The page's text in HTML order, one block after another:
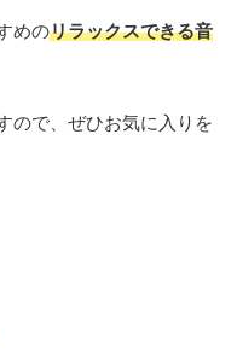
めのリラックスできる音
ので、ぜひお気に入りを